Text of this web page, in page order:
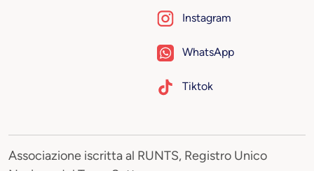
Instagram
WhatsApp
Tiktok
Associazione iscritta al RUNTS, Registro Unico